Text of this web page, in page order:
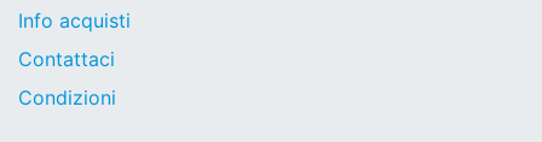
Info acquisti
Contattaci
Condizioni